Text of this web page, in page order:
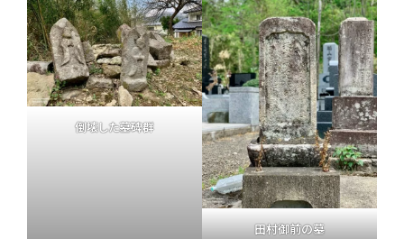
倒壊した墓碑群
田村御前の墓